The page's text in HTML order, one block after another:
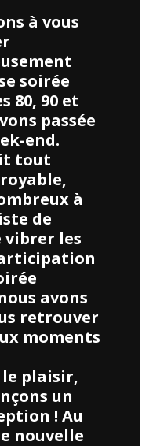
à vous
soirée
80, 90 et
passée
end.
tout
à
de
vibrer les
avons
retrouver
moments
plaisir,
un
! Au
nouvelle